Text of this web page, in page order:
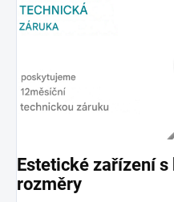
Estetické zařízení
rozměry